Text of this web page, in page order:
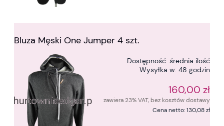
Bluza Męski One Jumper 4 szt.
Dostępność: średnia ilość
Wysyłka w: 48 godzin
160,00 zł
zawiera 23% VAT, bez kosztów dostawy
Cena netto:130,08 zł